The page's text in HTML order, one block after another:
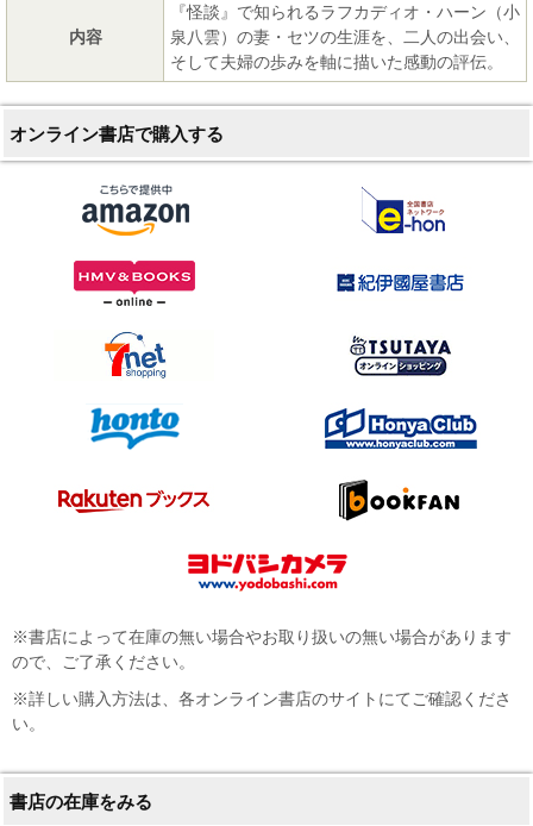
内容
『怪談』で知られるラフカディオ・ハーン（小
泉八雲）の妻・セツの生涯を、二人の出会い、
そして夫婦の歩みを軸に描いた感動の評伝。
オンライン書店で購入する
※書店によって在庫の無い場合やお取り扱いの無い場合があります
ので、ご了承ください。
※詳しい購入方法は、各オンライン書店のサイトにてご確認くださ
い。
書店の在庫をみる